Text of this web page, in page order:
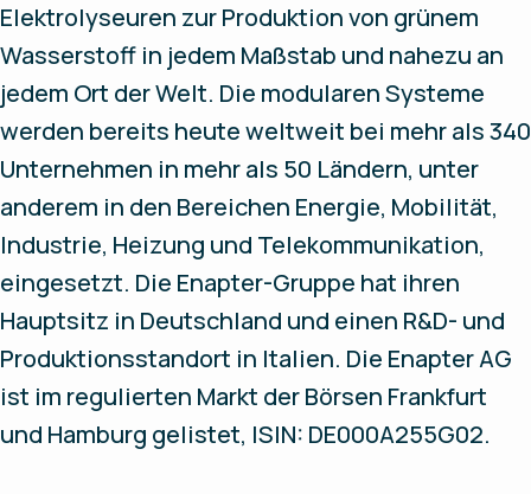
Elektrolyseuren zur Produktion von grünem
Wasserstoff in jedem Maßstab und nahezu an
jedem Ort der Welt. Die modularen Systeme
werden bereits heute weltweit bei mehr als 340
Unternehmen in mehr als 50 Ländern, unter
anderem in den Bereichen Energie, Mobilität,
Industrie, Heizung und Telekommunikation,
eingesetzt. Die Enapter-Gruppe hat ihren
Hauptsitz in Deutschland und einen R&D- und
Produktionsstandort in Italien. Die Enapter AG
ist im regulierten Markt der Börsen Frankfurt
und Hamburg gelistet, ISIN: DE000A255G02.